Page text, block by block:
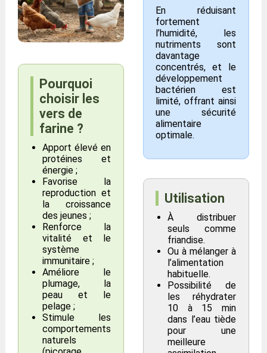
Pourquoi
choisir les
vers de
farine ?
Apport élevé en
protéines et
énergie ;
Favorise la
reproduction et
la croissance
des jeunes ;
Renforce la
vitalité et le
système
immunitaire ;
Améliore le
plumage, la
peau et le
pelage ;
Stimule les
comportements
naturels
En réduisant
fortement
l’humidité, les
nutriments sont
davantage
concentrés, et le
développement
bactérien est
limité, offrant ainsi
une sécurité
alimentaire
optimale.
Utilisation
À distribuer
seuls comme
friandise.
Ou à mélanger à
l’alimentation
habituelle.
Possibilité de
les réhydrater
10 à 15 min
dans l’eau tiède
pour une
meilleure